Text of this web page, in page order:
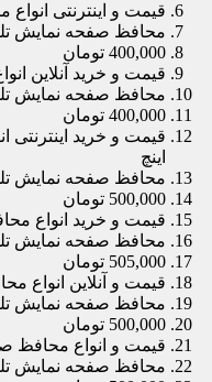
قیمت و اینترنتی انواع
محافظ صفحه نمایش
400,000 تومان
قیمت و خرید آنلاین
محافظ صفحه نمایش
400,000 تومان
اینچ
محافظ صفحه نمایش
500,000 تومان
قیمت و خرید انواع محافظ
محافظ صفحه نمایش
505,000 تومان
قیمت و آنلاین انواع
محافظ صفحه نمایش
500,000 تومان
قیمت و انواع محافظ صفحه
محافظ صفحه نمایش